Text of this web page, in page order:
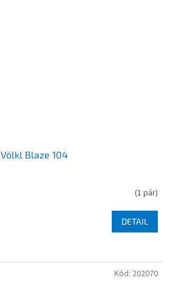
Völkl Blaze 104
(1 pár)
DETAIL
Kód: 202070